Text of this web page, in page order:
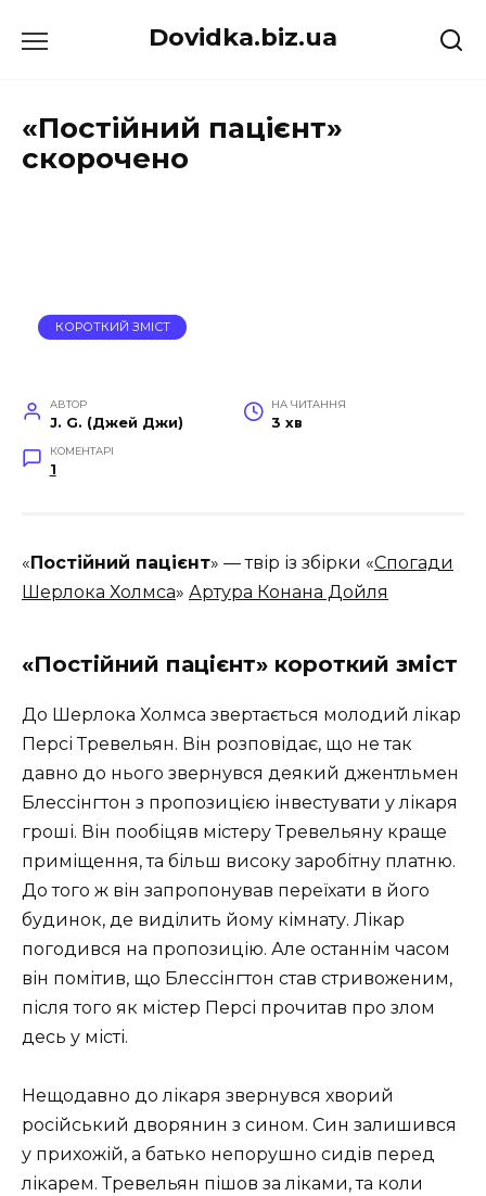
до
Dovidka.biz.ua
«Постійний пацієнт»
скорочено
КОРОТКИЙ ЗМІСТ
АВТОР
J. G. (Джей Джи)
НА ЧИТАННЯ
3 хв
КОМЕНТАРІ
1
«Постійний пацієнт» — твір із збірки «Спогади
Шерлока Холмса» Артура Конана Дойля
«Постійний пацієнт» короткий зміст
До Шерлока Холмса звертається молодий лікар
Персі Тревельян. Він розповідає, що не так
давно до нього звернувся деякий джентльмен
Блессінгтон з пропозицією інвестувати у лікаря
гроші. Він пообіцяв містеру Тревельяну краще
приміщення, та більш високу заробітну платню.
До того ж він запропонував переїхати в його
будинок, де виділить йому кімнату. Лікар
погодився на пропозицію. Але останнім часом
він помітив, що Блессінгтон став стривоженим,
після того як містер Персі прочитав про злом
десь у місті.
Нещодавно до лікаря звернувся хворий
російський дворянин з сином. Син залишився
у прихожій, а батько непорушно сидів перед
лікарем. Тревельян пішов за ліками, та коли